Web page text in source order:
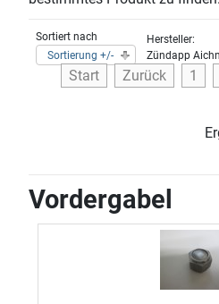
Sortiert nach
Sortierung +/-
Hersteller:
Zündapp
Start Zurück 1
Vordergabel